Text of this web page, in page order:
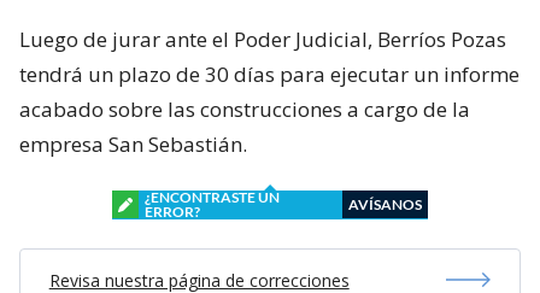
Luego de jurar ante el Poder Judicial, Berríos Pozas
tendrá un plazo de 30 días para ejecutar un informe
acabado sobre las construcciones a cargo de la
empresa San Sebastián.
¿ENCONTRASTE UN
ERROR?
AVÍSANOS
Revisa nuestra página de correcciones